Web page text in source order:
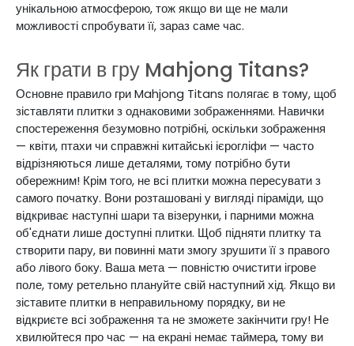
унікальною атмосферою, тож якщо ви ще не мали
можливості спробувати її, зараз саме час.
Як грати в гру Mahjong Titans?
Основне правило гри Mahjong Titans полягає в тому, щоб
зіставляти плитки з однаковими зображеннями. Навички
спостереження безумовно потрібні, оскільки зображення
— квіти, птахи чи справжні китайські ієрогліфи — часто
відрізняються лише деталями, тому потрібно бути
обережним! Крім того, не всі плитки можна пересувати з
самого початку. Вони розташовані у вигляді піраміди, що
відкриває наступні шари та візерунки, і парними можна
об'єднати лише доступні плитки. Щоб підняти плитку та
створити пару, ви повинні мати змогу зрушити її з правого
або лівого боку. Ваша мета — повністю очистити ігрове
поле, тому ретельно плануйте свій наступний хід. Якщо ви
зіставите плитки в неправильному порядку, ви не
відкриєте всі зображення та не зможете закінчити гру! Не
хвилюйтеся про час — на екрані немає таймера, тому ви